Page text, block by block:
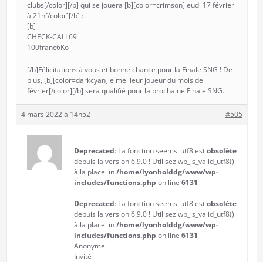
clubs[/color][/b] qui se jouera [b][color=crimson]jeudi 17 février
à 21h[/color][/b] :
[b]
CHECK-CALL69
100franc6Ko
[/b]Félicitations à vous et bonne chance pour la Finale SNG ! De
plus, [b][color=darkcyan]le meilleur joueur du mois de
février[/color][/b] sera qualifié pour la prochaine Finale SNG.
4 mars 2022 à 14h52 #505
Deprecated: La fonction seems_utf8 estobsolète
depuis la version 6.9.0 ! Utilisez wp_is_valid_utf8()
à la place. in/home/lyonholddg/www/wp-
includes/functions.php on line 6131
Deprecated: La fonction seems_utf8 estobsolète
depuis la version 6.9.0 ! Utilisez wp_is_valid_utf8()
à la place. in/home/lyonholddg/www/wp-
includes/functions.php on line 6131
Anonyme
Invité